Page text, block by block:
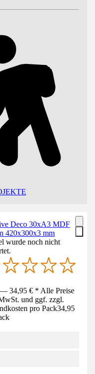
Deco 30xA3 MDF
420x300x3 mm
wurde noch nicht
34,95 € * Alle Preise
und ggf. zzgl.
pro Pack34,95